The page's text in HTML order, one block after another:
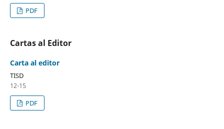
PDF
Cartas al Editor
Carta al editor
TISD
12-15
PDF